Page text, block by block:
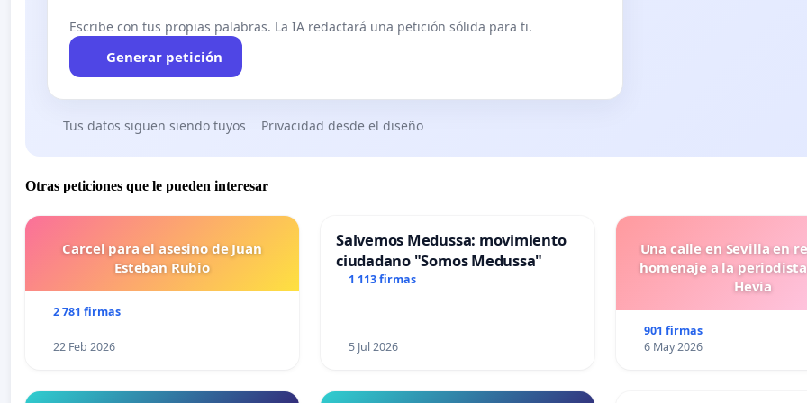
Dear Mrs Duvelle, I turn to you as the chief of Intangible Cultural Heritage Section. I have read your words
when you said: “Each expression of intangible heritage is precious to those that practise it, providing them the
Portuguese and Latinoamericans, a practice that embarrasses them, that divides them and generates an
increasing number of voices claiming for its end.
Please accept my highest considerations,
FRANÇAIS:
patrimoine immatériel de l’Unesco, dont le contenu est exposé ci-après :
Escribe con tus propias palabras. La IA redactará una petición sólida para ti.
Generar petición
Tus datos siguen siendo tuyos Privacidad desde el diseño
Otras peticiones que le pueden interesar
Carcel para el asesino de Juan
Esteban Rubio
2 781 firmas
22 Feb 2026
Salvemos Medussa: movimiento
ciudadano "Somos Medussa"
1 113 firmas
5 Jul 2026
Una calle en Sevilla en
homenaje a la
Hevia
901 firmas
6 May 2026